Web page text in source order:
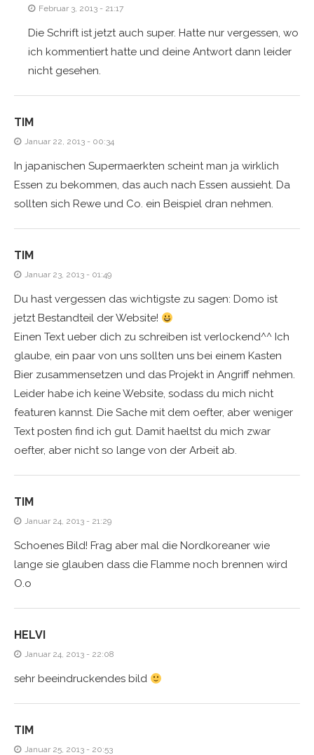
Februar 3, 2013 - 21:17
Die Schrift ist jetzt auch super. Hatte nur vergessen, wo
ich kommentiert hatte und deine Antwort dann leider
nicht gesehen.
TIM
Januar 22, 2013 - 00:34
In japanischen Supermaerkten scheint man ja wirklich
Essen zu bekommen, das auch nach Essen aussieht. Da
sollten sich Rewe und Co. ein Beispiel dran nehmen.
TIM
Januar 23, 2013 - 01:49
Du hast vergessen das wichtigste zu sagen: Domo ist
jetzt Bestandteil der Website!
Einen Text ueber dich zu schreiben ist verlockend^^ Ich
glaube, ein paar von uns sollten uns bei einem Kasten
Bier zusammensetzen und das Projekt in Angriff nehmen.
Leider habe ich keine Website, sodass du mich nicht
featuren kannst. Die Sache mit dem oefter, aber weniger
Text posten find ich gut. Damit haeltst du mich zwar
oefter, aber nicht so lange von der Arbeit ab.
TIM
Januar 24, 2013 - 21:29
Schoenes Bild! Frag aber mal die Nordkoreaner wie
lange sie glauben dass die Flamme noch brennen wird
O.o
HELVI
Januar 24, 2013 - 22:08
sehr beeindruckendes bild
TIM
Januar 25, 2013 - 20:53